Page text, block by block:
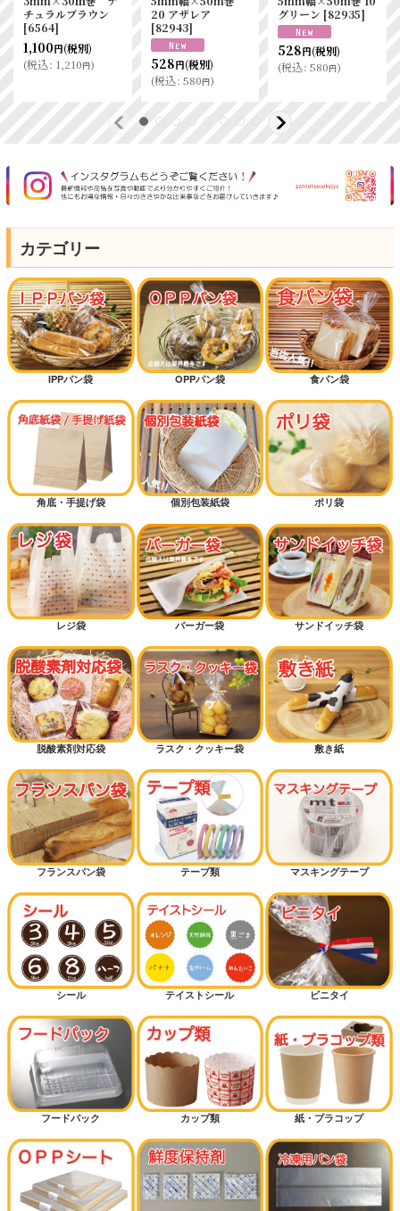
チュラルブラウン
[6564]
1,100円(税別)
(税込: 1,210円)
20 アザレア
[82943]
528円(税別)
(税込: 580円)
グリーン [82935]
528円(税別)
(税込: 580円)
カテゴリー
IPPパン袋 OPPパン袋 食パン袋
角底・手提げ袋 個別包装紙袋 ポリ袋
レジ袋 バーガー袋 サンドイッチ袋
脱酸素剤対応袋 ラスク・クッキー袋 敷き紙
フランスパン袋 テープ類 マスキングテープ
シール テイストシール ビニタイ
フードパック カップ類 紙・プラコップ